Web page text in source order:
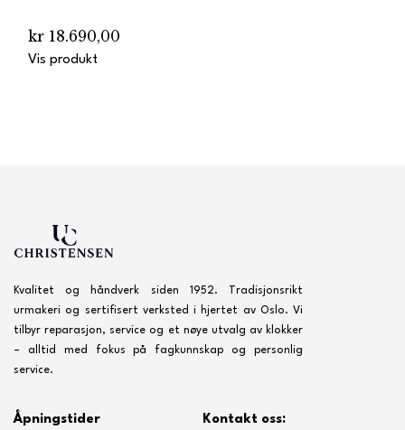
kr 18.690,00
Vis produkt
Kvalitet og håndverk siden 1952. Tradisjonsrikt
urmakeri og sertifisert verksted i hjertet av Oslo. Vi
tilbyr reparasjon, service og et nøye utvalg av klokker
– alltid med fokus på fagkunnskap og personlig
service.
Åpningstider Kontakt oss: